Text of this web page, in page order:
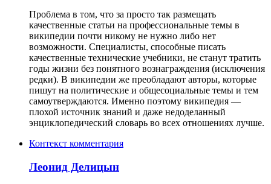
Проблема в том, что за просто так размещать
качественные статьи на профессиональные темы в
википедии почти никому не нужно либо нет
возможности. Специалисты, способные писать
качественные технические учебники, не станут тратить
годы жизни без понятного вознаграждения (исключения
редки). В википедии же преобладают авторы, которые
пишут на политические и общесоциальные темы и тем
самоутверждаются. Именно поэтому википедия —
плохой источник знаний и даже недоделанный
энциклопедический словарь во всех отношениях лучше.
Контекст комментария
Леонид Делицын